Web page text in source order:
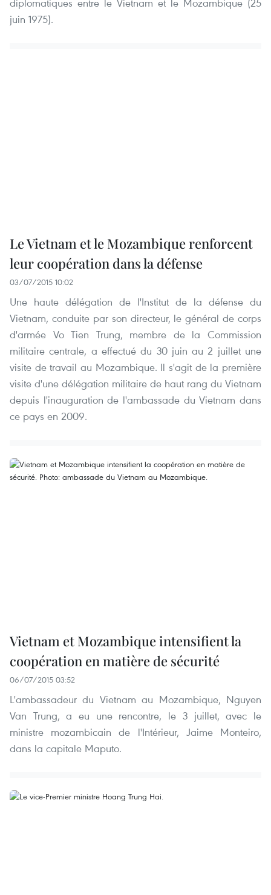
juin 1975).
Le Vietnam et le Mozambique renforcent
leur coopération dans la défense
03/07/2015 10:02
Une haute délégation de l'Institut de la défense du
Vietnam, conduite par son directeur, le général de corps
d'armée Vo Tien Trung, membre de la Commission
militaire centrale, a effectué du 30 juin au 2 juillet une
visite de travail au Mozambique. Il s'agit de la première
visite d'une délégation militaire de haut rang du Vietnam
depuis l'inauguration de l'ambassade du Vietnam dans
ce pays en 2009.
Vietnam et Mozambique intensifient la
coopération en matière de sécurité
06/07/2015 03:52
L'ambassadeur du Vietnam au Mozambique, Nguyen
Van Trung, a eu une rencontre, le 3 juillet, avec le
ministre mozambicain de l'Intérieur, Jaime Monteiro,
dans la capitale Maputo.